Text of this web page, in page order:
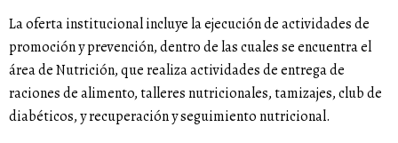
La oferta institucional incluye la ejecución de actividades de
promoción y prevención, dentro de las cuales se encuentra el
área de Nutrición, que realiza actividades de entrega de
raciones de alimento, talleres nutricionales, tamizajes, club de
diabéticos, y recuperación y seguimiento nutricional.